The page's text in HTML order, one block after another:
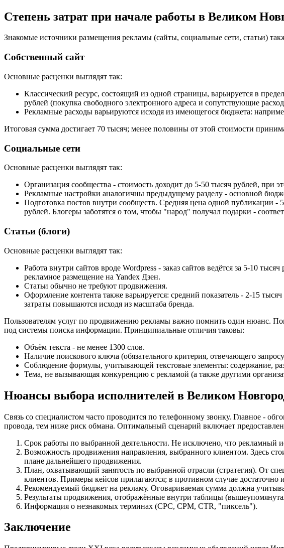
Степень затрат при начале работы в Великом
Знакомые источники размещения рекламы (сайты, социальные сети, статьи)
Собственный сайт
Основные расценки выглядят так:
Классический ресурс, состоящий из одной страницы, варьируется в
рублей (покупка свободного электронного адреса и сопутствующие
Рекламные расходы варьируются исходя из имеющегося бюджета:
Итоговая сумма достигает 70 тысяч; менее половины от этой стоимости
Социальные сети
Основные расценки выглядят так:
Организация сообщества - стоимость доходит до 5-50 тысяч рублей, при
Рекламные настройки аналогичны предыдущему разделу - основной
Подготовка постов внутри сообществ. Средняя цена одной публикации -
рублей. Блогеры заботятся о том, чтобы "народ" получал подарки -
Статьи (блоги)
Основные расценки выглядят так:
Работа внутри сайтов вроде Wordpress - заказ сайтов ведётся за 5-10
рекламное размещение на Yandex Дзен.
Статьи обычно не требуют продвижения.
Оформление контента также варьируется: средний показатель - 2-15
затраты повышаются исходя из масштаба бренда.
Пользователям услуг по продвижению рекламы важно помнить один нюанс.
под системы поиска информации. Принципиальные отличия таковы:
Объём текста - не менее 1300 слов.
Наличие поискового ключа (обязательного критерия, отвечающего
Соблюдение формулы, учитывающей текстовые элементы: содержание,
Тема, не вызывающая конкуренцию с рекламой (а также другими
Нюансы выбора исполнителей в Великом
Связь со специалистом часто проводится по телефонному звонку. Главное -
провода, тем ниже риск обмана. Оптимальный сценарий включает
Срок работы по выбранной деятельности. Не исключено, что рекламный
Возможность продвижения направления, выбранного клиентом. Здесь
плане дальнейшего продвижения.
План, охватывающий занятость по выбранной отрасли (стратегия). От
клиентов. Примеры кейсов прилагаются; в противном случае
Рекомендуемый бюджет на рекламу. Оговариваемая сумма должна
Результаты продвижения, отображённые внутри таблицы
Информация о незнакомых терминах (CPC, CPM, CTR, "пиксель").
Заключение